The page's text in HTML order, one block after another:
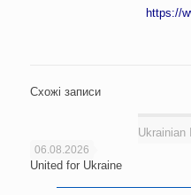
https://
Схожі записи
Ukrainian
06.08.2026
United for Ukraine